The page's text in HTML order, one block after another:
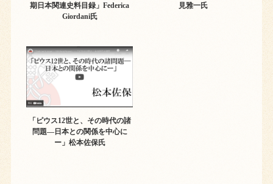
期日本関連史料目録」Federica
Giordani氏
見雅一氏
「ピウス12世と、その時代の諸
問題―日本との関係を中心に
ー」松本佐保氏